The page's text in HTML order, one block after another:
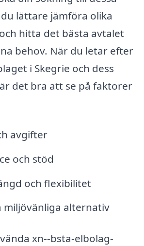
lättare jämföra olika
hitta det bästa avtalet
behov. När du letar efter
i Skegrie och dess
det bra att se på faktorer
avgifter
och stöd
och flexibilitet
miljövänliga alternativ
xn--bsta-elbolag-